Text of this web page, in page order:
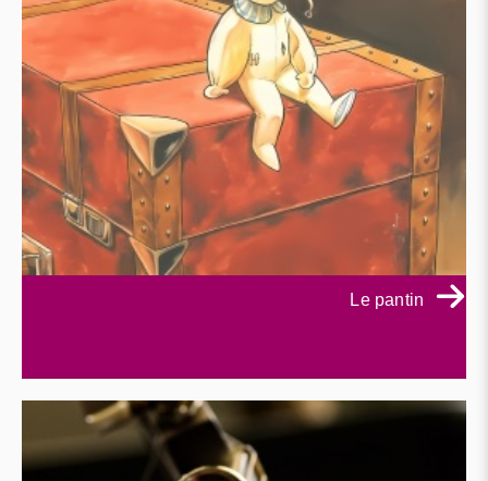
Le pantin